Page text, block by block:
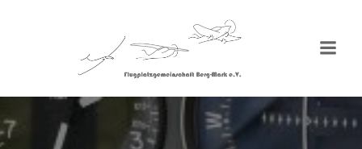
Inhalt
springen